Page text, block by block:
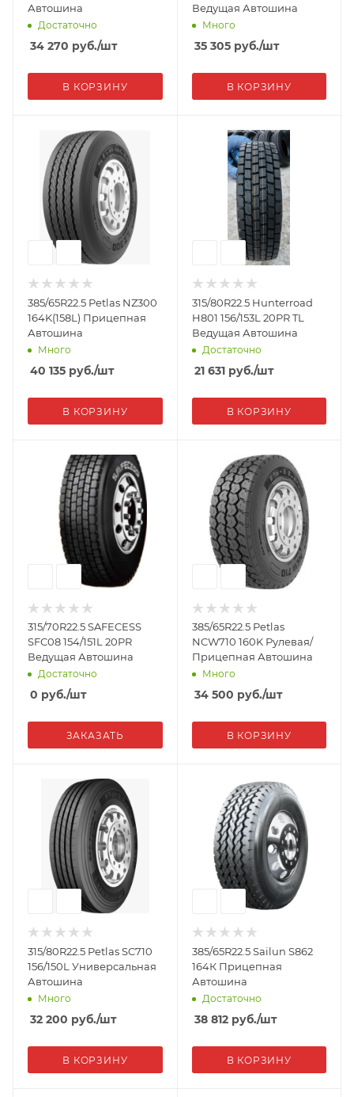
Автошина
Достаточно
34 270 руб./шт
В КОРЗИНУ
Ведущая Автошина
Много
35 305руб./шт
В КОРЗИНУ
385/65R22.5 Petlas NZ300
164K(158L) Прицепная
Автошина
Много
40 135 руб./шт
В КОРЗИНУ
315/80R22.5 Hunterroad
H801 156/153L 20PR TL
Ведущая Автошина
Достаточно
21 631руб./шт
В КОРЗИНУ
315/70R22.5 SAFECESS
SFC08 154/151L 20PR
Ведущая Автошина
Достаточно
0 руб./шт
ЗАКАЗАТЬ
385/65R22.5 Petlas
NCW710 160K Рулевая/
Прицепная Автошина
Много
34 500 руб./шт
В КОРЗИНУ
315/80R22.5 Petlas SC710
156/150L Универсальная
Автошина
Много
32 200 руб./шт
В КОРЗИНУ
385/65R22.5 Sailun S862
164К Прицепная
Автошина
Достаточно
38 812руб./шт
В КОРЗИНУ